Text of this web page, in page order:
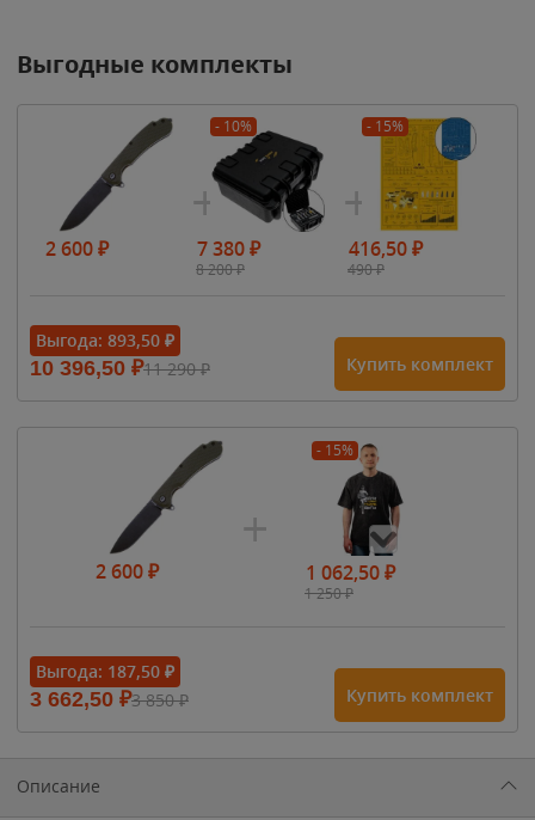
Выгодные комплекты
2 600₽
- 10%
7 380₽
8 200₽
- 15%
416,50₽
490₽
Выгода: 893,50 ₽
10 396,50 ₽11 290₽ Купить комплект
2 600₽
- 15%
1 062,50₽
1 250₽
1 900₽1 900₽
Выгода: 187,50 ₽
3 662,50 ₽3 850₽ Купить комплект
Описание